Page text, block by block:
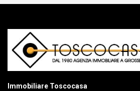
Immobiliare Toscocasa